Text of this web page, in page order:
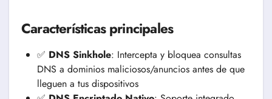
Características principales
✅ DNS Sinkhole: Intercepta y bloquea consultas
DNS a dominios maliciosos/anuncios antes de que
lleguen a tus dispositivos